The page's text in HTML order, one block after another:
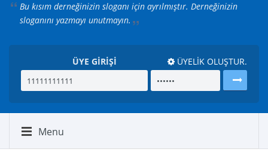
Bu kısım derneğinizin sloganı için ayrılmıştır. Derneğinizin
sloganını yazmayı unutmayın.
ÜYE GİRİŞİ ÜYELİK OLUŞTUR.
Menu